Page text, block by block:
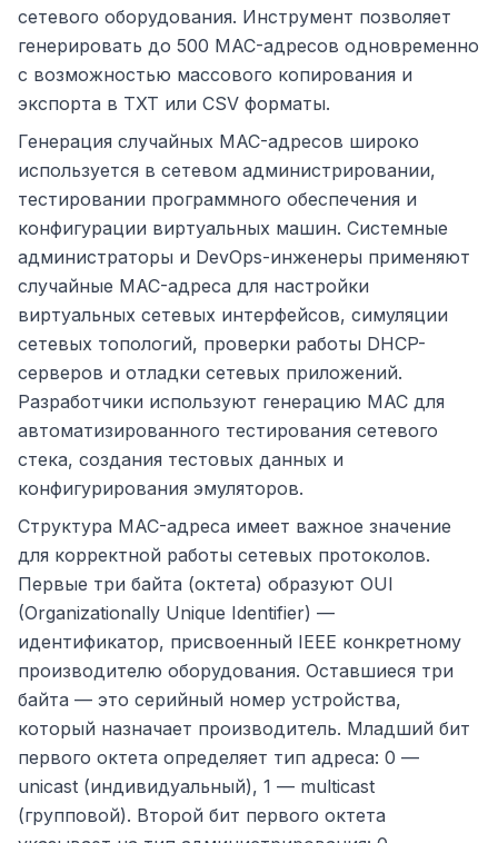
сетевого оборудования. Инструмент позволяет
генерировать до 500 MAC-адресов одновременно
с возможностью массового копирования и
экспорта в TXT или CSV форматы.
Генерация случайных MAC-адресов широко
используется в сетевом администрировании,
тестировании программного обеспечения и
конфигурации виртуальных машин. Системные
администраторы и DevOps-инженеры применяют
случайные MAC-адреса для настройки
виртуальных сетевых интерфейсов, симуляции
сетевых топологий, проверки работы DHCP-
серверов и отладки сетевых приложений.
Разработчики используют генерацию MAC для
автоматизированного тестирования сетевого
стека, создания тестовых данных и
конфигурирования эмуляторов.
Структура MAC-адреса имеет важное значение
для корректной работы сетевых протоколов.
Первые три байта (октета) образуют OUI
(Organizationally Unique Identifier) —
идентификатор, присвоенный IEEE конкретному
производителю оборудования. Оставшиеся три
байта — это серийный номер устройства,
который назначает производитель. Младший бит
первого октета определяет тип адреса: 0 —
unicast (индивидуальный), 1 — multicast
(групповой). Второй бит первого октета